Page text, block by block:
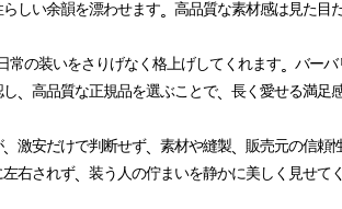
しい余韻を漂わせます。高品質な素材感は見た
常の装いをさりげなく格上げしてくれます。バ
、高品質な正規品を選ぶことで、長く愛せる満足
激安だけで判断せず、素材や縫製、販売元の信
右されず、装う人の佇まいを静かに美しく見せて